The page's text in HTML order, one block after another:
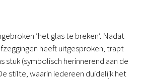
‘het glas te breken’. Nadat
heeft uitgesproken, trapt
stuk (symbolisch herinnerend aan de
stilte, waarin iedereen duidelijk het